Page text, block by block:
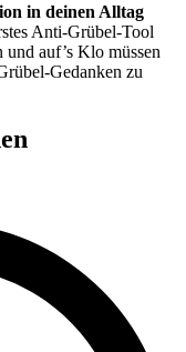
in deinen Alltag
Anti-Grübel-Tool
auf’s Klo müssen
Gedanken zu